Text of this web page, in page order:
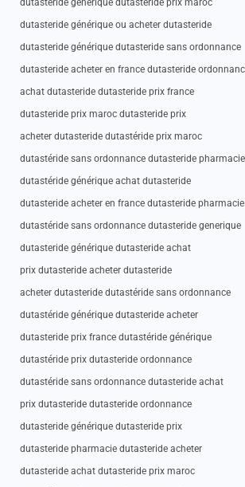
dutasteride générique dutasteride prix maroc
dutasteride générique ou acheter dutasteride
dutasteride générique dutasteride sans ordonnance
dutasteride acheter en france dutasteride
achat dutasteride dutasteride prix france
dutasteride prix maroc dutasteride prix
acheter dutasteride dutastéride prix maroc
dutastéride sans ordonnance dutasteride pharmacie
dutastéride générique achat dutasteride
dutasteride acheter en france dutasteride pharmacie
dutastéride sans ordonnance dutasteride generique
dutasteride générique dutasteride achat
prix dutasteride acheter dutasteride
acheter dutasteride dutastéride sans ordonnance
dutastéride générique dutasteride acheter
dutasteride prix france dutastéride générique
dutastéride prix dutasteride ordonnance
dutastéride sans ordonnance dutasteride achat
prix dutasteride dutasteride ordonnance
dutasteride générique dutasteride prix
dutasteride pharmacie dutasteride acheter
dutasteride achat dutasteride prix maroc